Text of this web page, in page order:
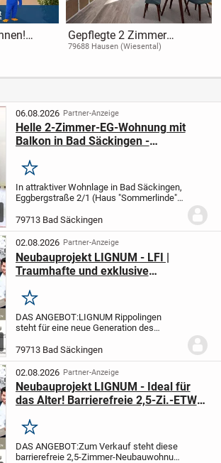
Gepflegte 2 Zimmer
Souterrainwohnung mit
Nutzungspotenzial in
79688 Hausen (Wiesental)
06.08.2026 Partner-Anzeige
Helle 2-Zimmer-EG-Wohnung mit
Balkon in Bad Säckingen -
Merken
In attraktiver Wohnlage in Bad Säckingen,
Eggbergstraße 2/1 (Haus "Sommerlinde"),
Erdgeschosswohnung mit barrierefreiem
Zugang. Die Wohnung befindet sich in
einer sehr...
79713 Bad Säckingen
02.08.2026 Partner-Anzeige
Neubauprojekt LIGNUM - LFI |
Traumhafte und exklusive
und Gewölbe
Merken
DAS ANGEBOT:LIGNUM Rippolingen
steht für eine neue Generation des
architektonisch anspruchsvoll. Inmitten
des idyllischen Bad Säckinger Ortsteils
Rippolingen...
79713 Bad Säckingen
02.08.2026 Partner-Anzeige
Neubauprojekt LIGNUM - Ideal für
das Alter! Barrierefreie 2,5-Zi.-ETW
Merken
DAS ANGEBOT:Zum Verkauf steht diese
barrierefreie 2,5-Zimmer-Neubauwohnung